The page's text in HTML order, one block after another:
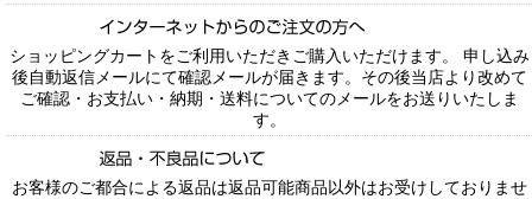
ショッピングカートをご利用いただきご購入いただけます。 申し込み
後自動返信メールにて確認メールが届きます。その後当店より改めて
ご確認・お支払い・納期・送料についてのメールをお送りいたしま
す。
お客様のご都合による返品は返品可能商品以外はお受けしておりませ